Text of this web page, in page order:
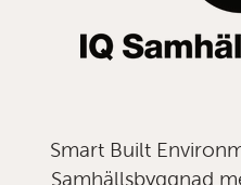
Smart Built
Samhällsbyggnad